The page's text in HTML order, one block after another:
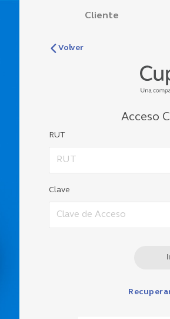
Cliente
Volver
Acceso
RUT
Clave